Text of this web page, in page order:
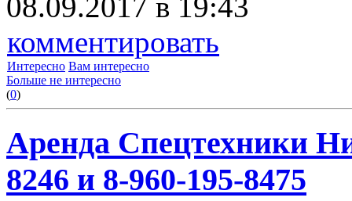
комментировать
Интересно Вам интересно
Больше не интересно
(0)
Аренда Спецтехники
8246 и 8-960-195-8475